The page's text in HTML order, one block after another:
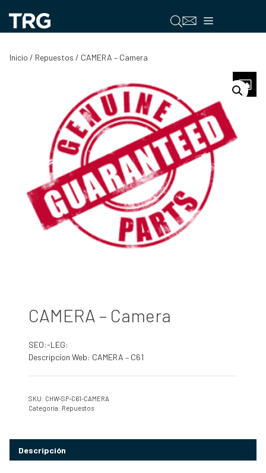
contenido
Menú
Inicio / Repuestos / CAMERA – Camera
CAMERA – Camera
SEO:-LEG:
Descripcion Web: CAMERA – C61
SKU: CHW-SP-C61-CAMERA
Categoría: Repuestos
Descripción